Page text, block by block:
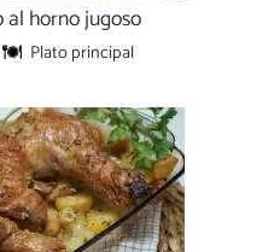
al horno jugoso
Plato principal